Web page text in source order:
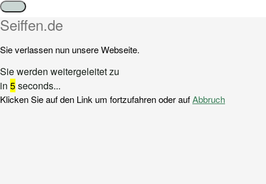
Schließen
Seiffen.de
Sie verlassen nun unsere Webseite.
Sie werden weitergeleitet zu
in 5seconds...
Klicken Sie auf den Link um fortzufahren oder aufAbbruch